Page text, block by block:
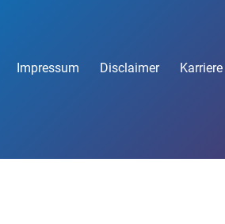
Impressum Disclaimer Karriere